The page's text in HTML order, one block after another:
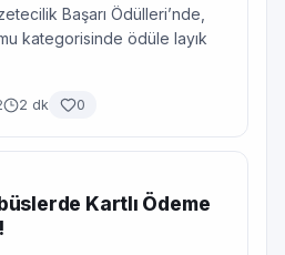
Başarı Ödülleri’nde,
kategorisinde ödüle layık
2 dk 0
Kartlı Ödeme